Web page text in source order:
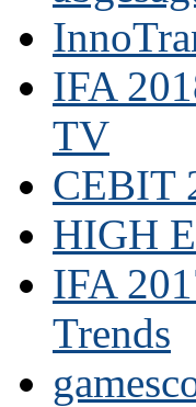
IFA
TV
CEBIT
HIGH
IFA
Trends